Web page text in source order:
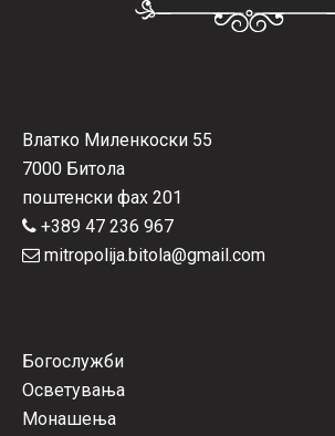
Влатко Миленкоски 55
7000 Битола
поштенски фах 201
+389 47 236 967
mitropolija.bitola@gmail.com
Богослужби
Осветувања
Монашења